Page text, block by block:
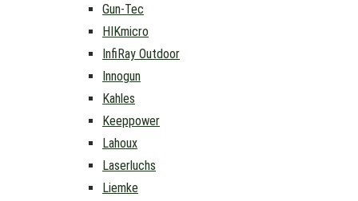
Gun-Tec
HIKmicro
InfiRay Outdoor
Innogun
Kahles
Keeppower
Lahoux
Laserluchs
Liemke